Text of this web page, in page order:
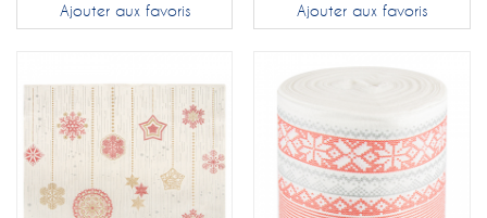
Ajouter aux favoris Ajouter aux favoris